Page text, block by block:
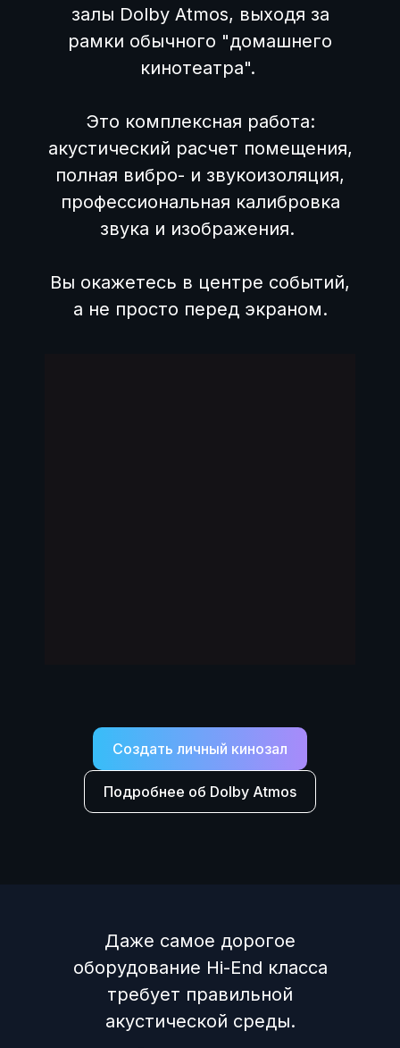
залы Dolby Atmos, выходя за
рамки обычного "домашнего
кинотеатра".
Это комплексная работа:
акустический расчет помещения,
полная вибро- и звукоизоляция,
профессиональная калибровка
звука и изображения.
Вы окажетесь в центре событий,
а не просто перед экраном.
Создать личный кинозал
Подробнее об Dolby Atmos
Даже самое дорогое
оборудование Hi-End класса
требует правильной
акустической среды.